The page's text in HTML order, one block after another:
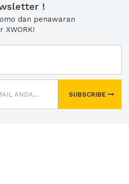
!
dan penawaran
SUBSCRIBE